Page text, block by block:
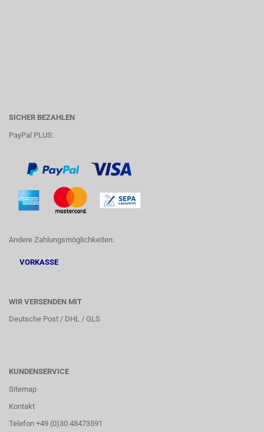
SICHER BEZAHLEN
PayPal PLUS:
Andere Zahlungsmöglichkeiten:
VORKASSE
WIR VERSENDEN MIT
Deutsche Post / DHL / GLS
KUNDENSERVICE
Sitemap
Kontakt
Telefon +49 (0)30 48473591